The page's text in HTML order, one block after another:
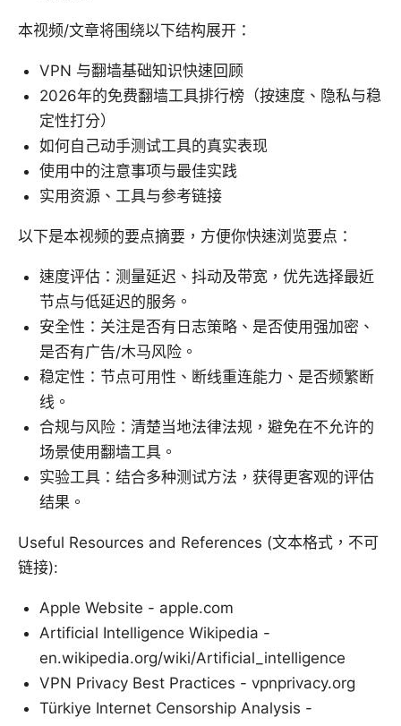
本视频/文章将围绕以下结构展开：
VPN 与翻墙基础知识快速回顾
2026年的免费翻墙工具排行榜（按速度、隐私与稳
定性打分）
如何自己动手测试工具的真实表现
使用中的注意事项与最佳实践
实用资源、工具与参考链接
以下是本视频的要点摘要，方便你快速浏览要点：
速度评估：测量延迟、抖动及带宽，优先选择最近
节点与低延迟的服务。
安全性：关注是否有日志策略、是否使用强加密、
是否有广告/木马风险。
稳定性：节点可用性、断线重连能力、是否频繁断
线。
合规与风险：清楚当地法律法规，避免在不允许的
场景使用翻墙工具。
实验工具：结合多种测试方法，获得更客观的评估
结果。
Useful Resources and References (文本格式，不可
链接):
Apple Website - apple.com
Artificial Intelligence Wikipedia -
en.wikipedia.org/wiki/Artificial_intelligence
VPN Privacy Best Practices - vpnprivacy.org
Türkiye Internet Censorship Analysis -